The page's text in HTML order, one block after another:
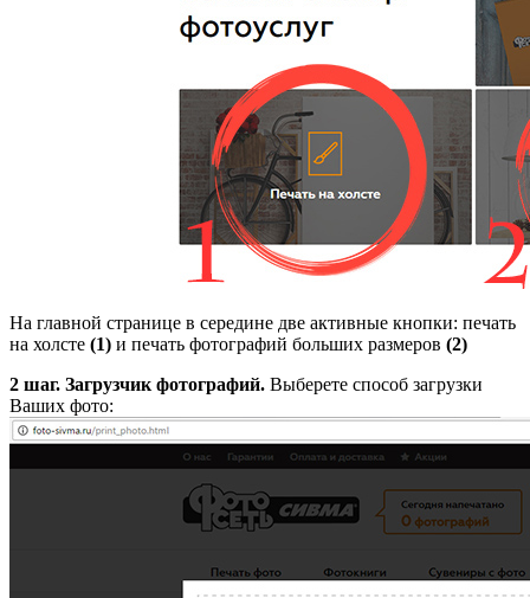
На главной странице в середине две активные кнопки: печать
на холсте (1) и печать фотографий больших размеров (2)
2 шаг. Загрузчик фотографий. Выберете способ загрузки
Ваших фото: